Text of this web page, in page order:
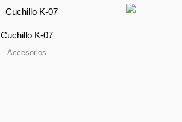
Cuchillo K-07
Accesorios